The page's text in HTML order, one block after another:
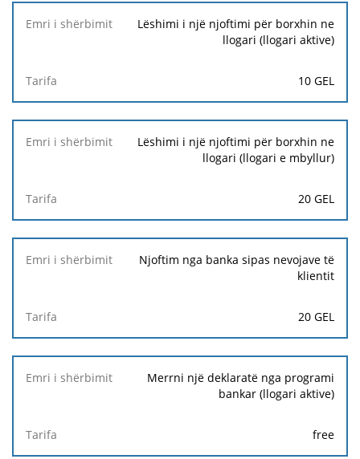
Lëshimi i një njoftimi për borxhin ne
llogari (llogari aktive)
10 GEL
Lëshimi i një njoftimi për borxhin ne
llogari (llogari e mbyllur)
20 GEL
Njoftim nga banka sipas nevojave të
klientit
20 GEL
Merrni një deklaratë nga programi
bankar (llogari aktive)
free